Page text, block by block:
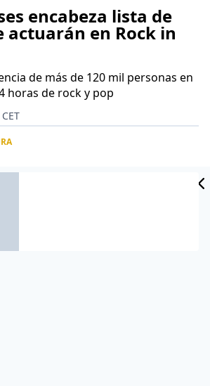
encabeza lista de
actuarán en Rock in
de más de 120 mil personas en
horas de rock y pop
Guns N’Roses encabeza la